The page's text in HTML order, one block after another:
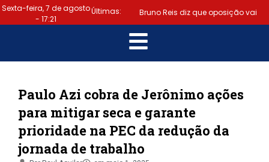
Sexta-feira, 7 de agosto
- 17:21
Últimas: Bruno Reis diz que oposição vai
escolher melhor estratégia para
vencer eleição nacional |
Último dia: prazo para regularizar
situação eleitoral e emitir título
termina hoje (6) | Samuel
Paulo Azi cobra de Jerônimo ações
para mitigar seca e garante
prioridade na PEC da redução da
jornada de trabalho